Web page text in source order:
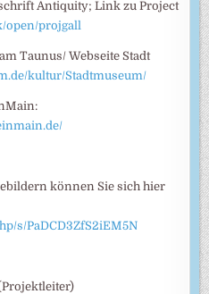
Antiquity; Link zu Project
open/projgall
Taunus/ Webseite Stadt
kultur/Stadtmuseum/
können Sie sich hier
s/PaDCD3ZfS2iEM5N